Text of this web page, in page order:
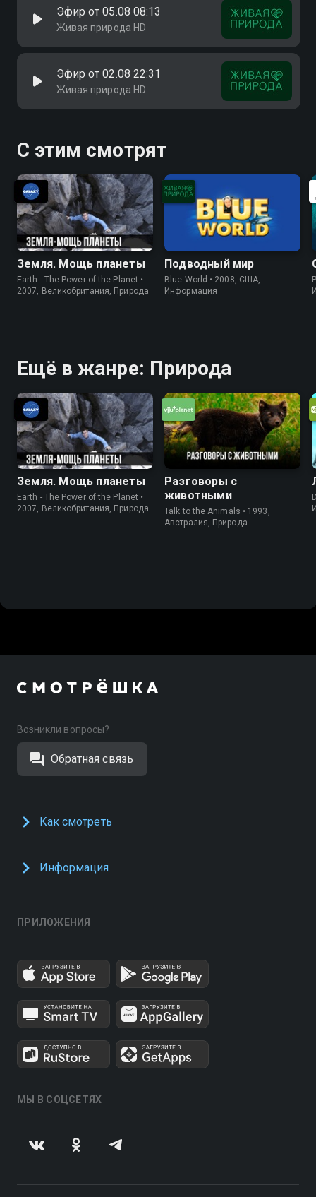
Эфир от 05.08 08:13
Живая природа HD
Эфир от 02.08 22:31
Живая природа HD
С этим смотрят
Земля. Мощь планеты
Earth - The Power of the Planet •
2007, Великобритания, Природа
Подводный мир
Blue World • 2008, США,
Информация
Ещё в жанре: Природа
Земля. Мощь планеты
Earth - The Power of the Planet •
2007, Великобритания, Природа
Разговоры с
животными
Talk to the Animals • 1993,
Австралия, Природа
Возникли вопросы?
Обратная связь
Как смотреть
Информация
ПРИЛОЖЕНИЯ
МЫ В СОЦСЕТЯХ